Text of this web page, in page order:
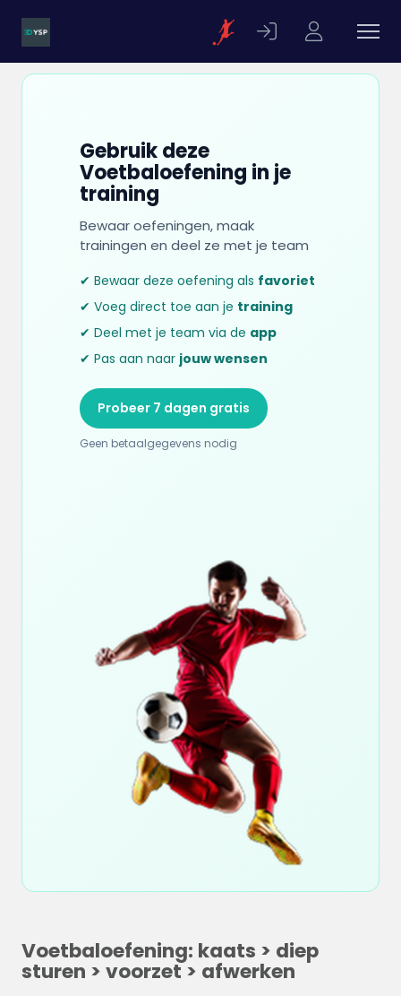
Gebruik deze
Voetbaloefening in je
training
Bewaar oefeningen, maak
trainingen en deel ze met je team
✔ Bewaar deze oefening als favoriet
✔ Voeg direct toe aan je training
✔ Deel met je team via de app
✔ Pas aan naar jouw wensen
Probeer 7 dagen gratis
Geen betaalgegevens nodig
Voetbaloefening: kaats > diep
sturen > voorzet > afwerken